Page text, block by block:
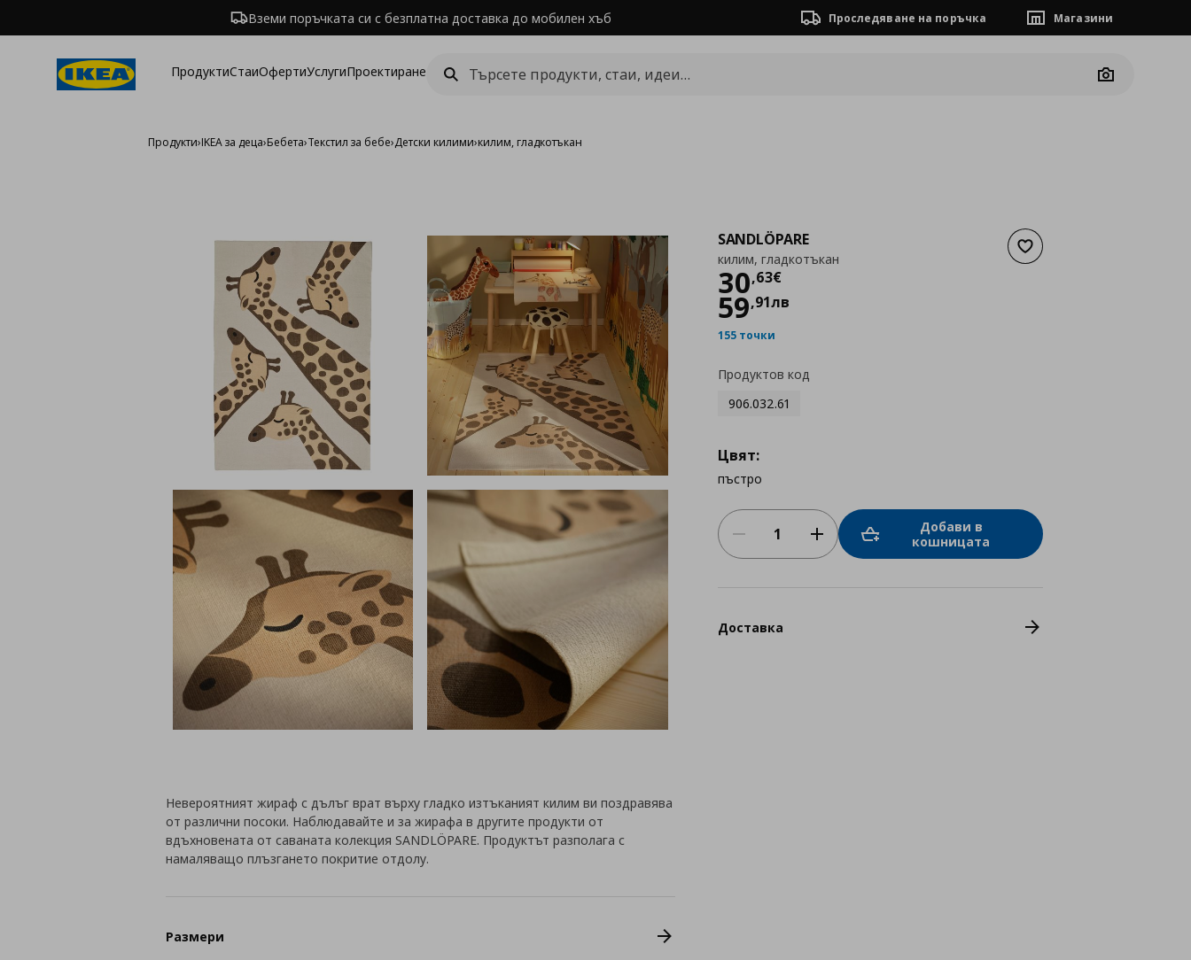
Вземи поръчката си с безплатна доставка до мобилен хъб Проследяване на поръчка Магазини
ПродуктиСтаиОфертиУслугиПроектиране
Camera
Продукти›IKEA за деца›Бебета›Текстил за бебе›Детски килими›килим, гладкотъкан
Добави към списъка с
SANDLÖPARE
килим, гладкотъкан
30,63€
Цена
59,91лв
155 точки
Продуктов код
906.032.61
Цвят:
пъстро
Добави в
кошницата
Доставка
Невероятният жираф с дълъг врат върху гладко изтъканият килим ви поздравява
от различни посоки. Наблюдавайте и за жирафа в другите продукти от
вдъхновената от саваната колекция SANDLÖPARE. Продуктът разполага с
намаляващо плъзгането покритие отдолу.
Размери